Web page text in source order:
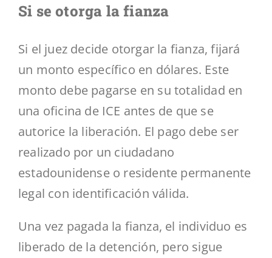
Si se otorga la fianza
Si el juez decide otorgar la fianza, fijará
un monto específico en dólares. Este
monto debe pagarse en su totalidad en
una oficina de ICE antes de que se
autorice la liberación. El pago debe ser
realizado por un ciudadano
estadounidense o residente permanente
legal con identificación válida.
Una vez pagada la fianza, el individuo es
liberado de la detención, pero sigue